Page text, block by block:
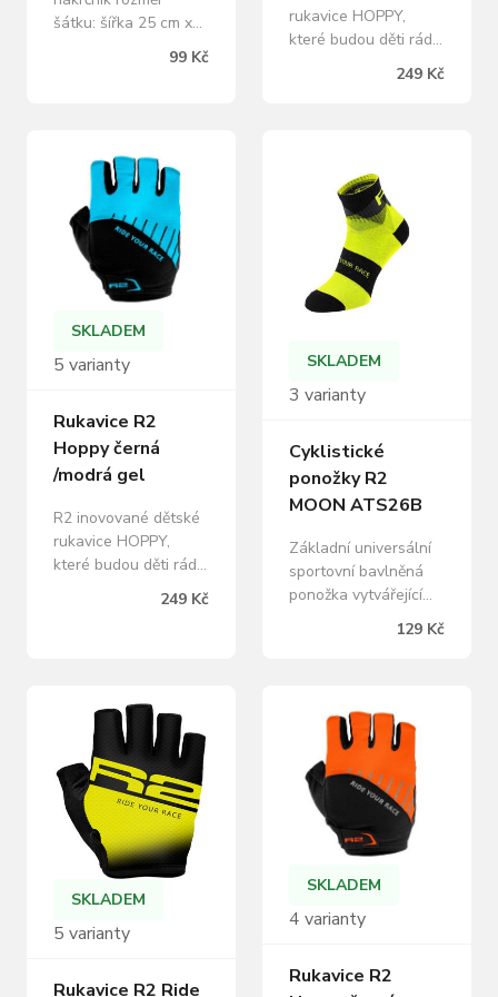
šátku: šířka 25 cm x
délka 50 cm lehký a
99 Kč
rukavice HOPPY,
které budou děti rády
nosit díky maximálně
dětské ruky.
Polstrování na dlani
přináší nejen komfort,
ale také vyšší
odolnost proti
prodření v případě
značně…
249 Kč
SKLADEM
5 varianty
Rukavice R2
Hoppy černá
/modrá gel
R2 inovované dětské
rukavice HOPPY,
které budou děti rády
dětské ruky.
Polstrování na dlani
přináší nejen komfort,
ale také vyšší
odolnost proti
prodření v případě
pádu. EasyOff
stahovací poutka pak
značně…
249 Kč
SKLADEM
3 varianty
Cyklistické
ponožky R2
MOON ATS26B
Základní universální
sportovní bavlněná
ponožka vytvářející
usazenou během celé
aktivity. Ponožka je
dobře odvětraná čímž
je efektivně
redukovaná vlhkost.
Složení materiálu:
70% Bavlna, 26%
Polyamid, 4% Elastan
129 Kč
SKLADEM
5 varianty
Rukavice R2 Ride
SKLADEM
4 varianty
Rukavice R2